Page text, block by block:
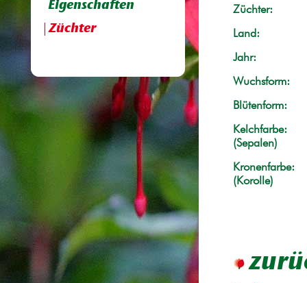
Eigenschaften
Züchter
Züchter:
Land:
Jahr:
Wuchsform:
Blütenform:
Kelchfarbe:
(Sepalen)
Kronenfarbe:
(Korolle)